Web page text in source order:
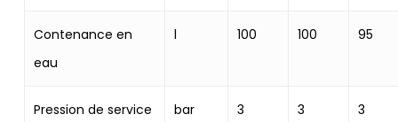
Contenance en
eau
l 100 100 95
Pression de service
bar 3 3 3